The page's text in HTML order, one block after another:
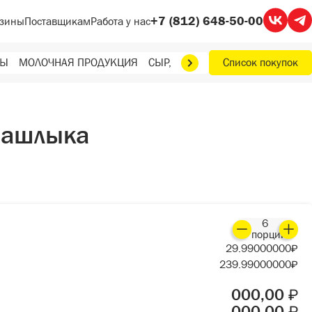
ПоставщикамРабота у нас+7 (812) 648-50-00
МОЛОЧНАЯ ПРОДУКЦИЯ СЫР, МАСЛО, ЯЙЦА ФРУКТЫ,
Список покупок
6
порций
29.99000000₽
239.99000000₽
000,00 ₽